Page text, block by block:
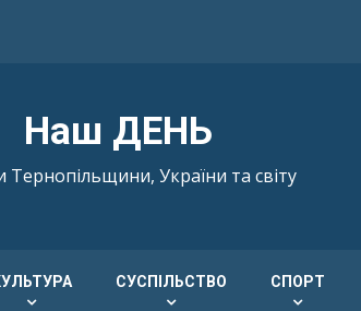
Наш ДЕНЬ
України та світу
СУСПІЛЬСТВО СПОРТ